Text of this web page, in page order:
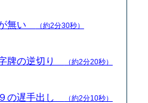
無い （約2分30秒）
牌の逆切り （約2分20秒）
の遅手出し （約2分10秒）